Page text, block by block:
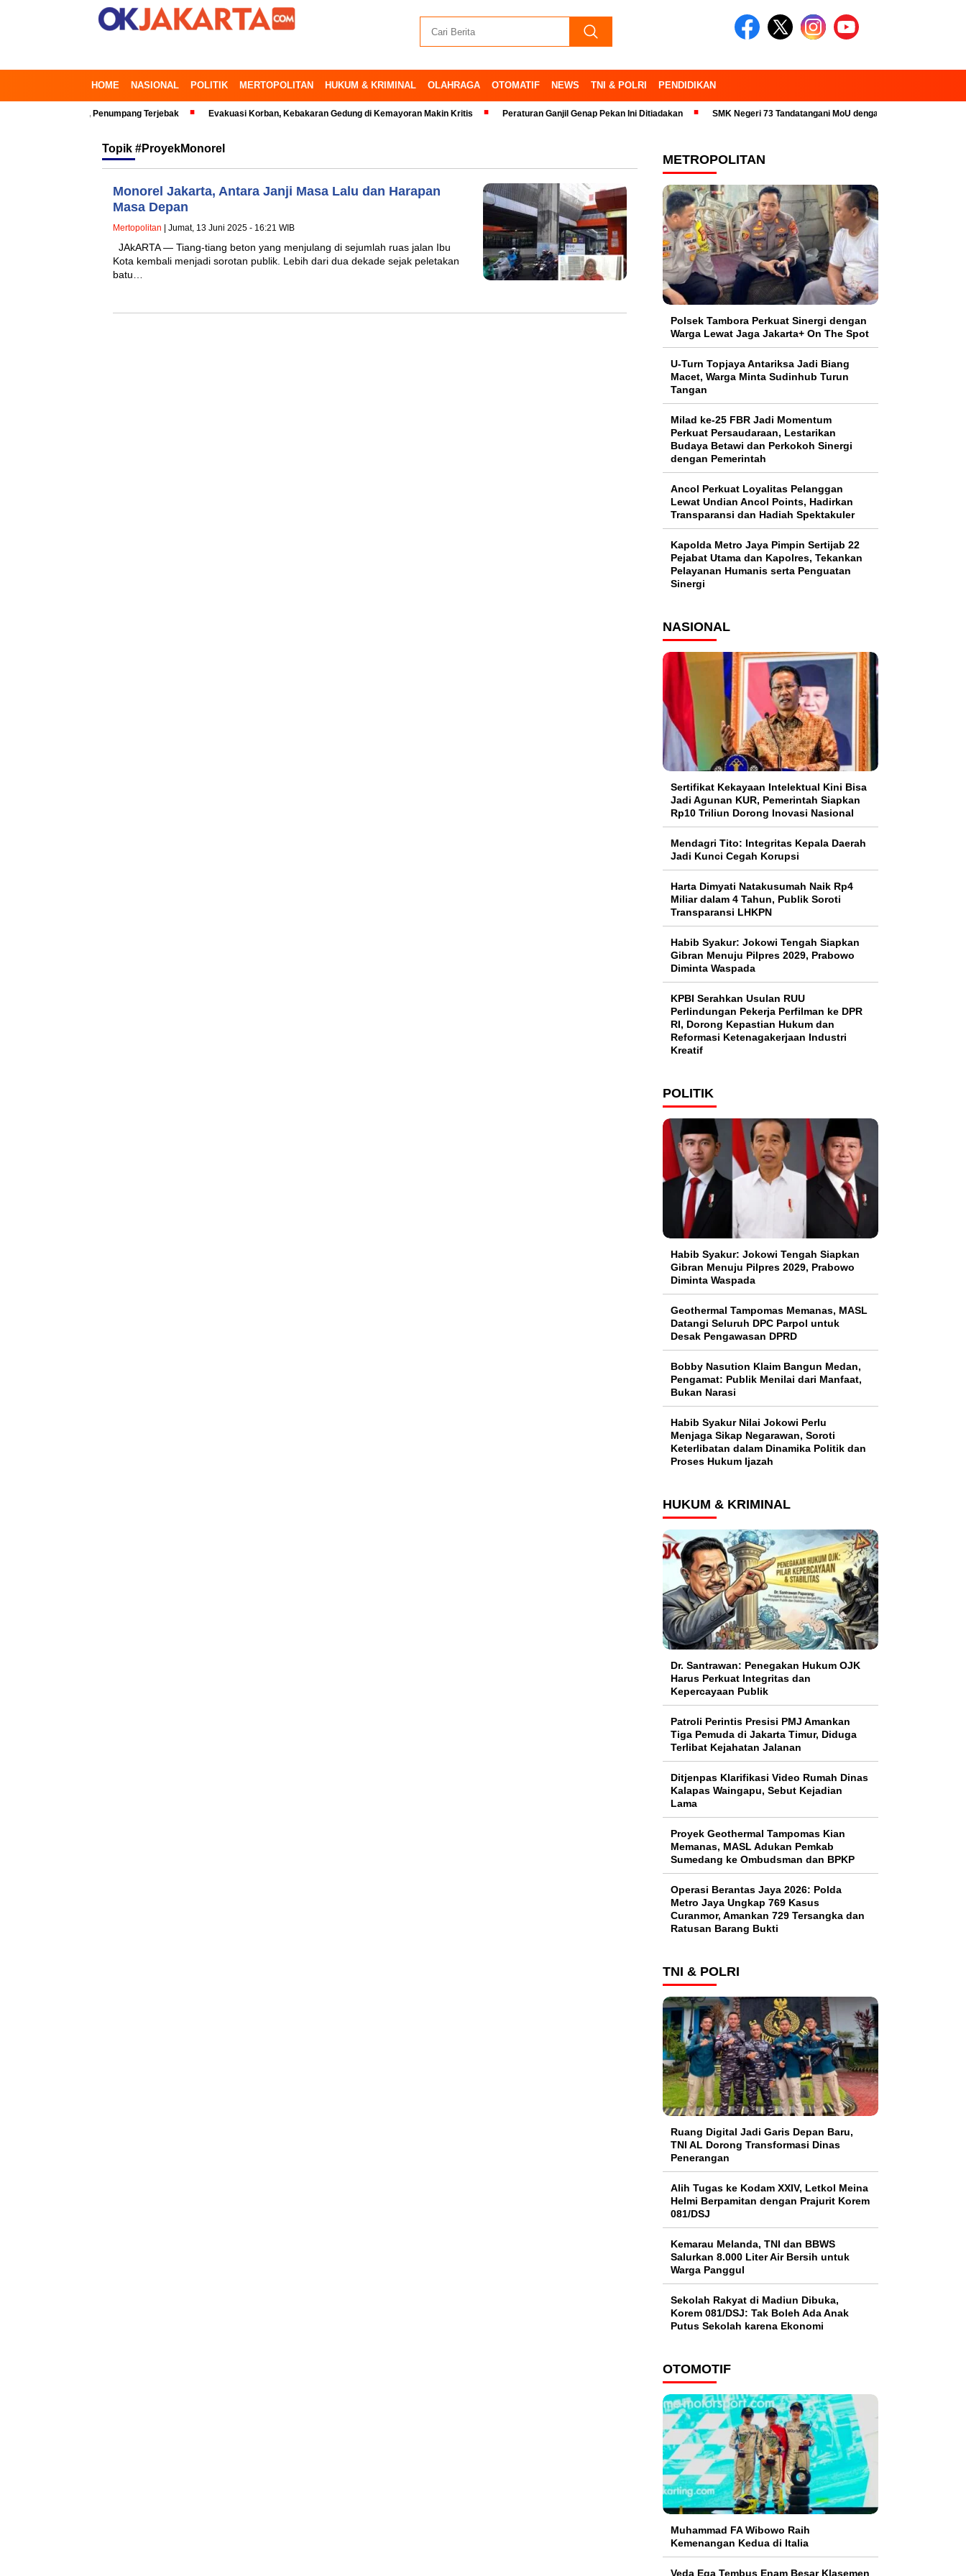
HOME NASIONAL POLITIK MERTOPOLITAN HUKUM & KRIMINAL OLAHRAGA OTOMATIF NEWS TNI & POLRI PENDIDIKAN
Timur, Penumpang Terjebak Evakuasi Korban, Kebakaran Gedung di Kemayoran Makin Kritis Peraturan Ganjil Genap Pekan Ini Ditiadakan SMK Negeri 73 Tandatangani MoU dengan 23 Industri Pariwisata dan
Topik #ProyekMonorel
Monorel Jakarta, Antara Janji Masa Lalu dan Harapan
Masa Depan
Mertopolitan | Jumat, 13 Juni 2025 - 16:21 WIB
JAkARTA — Tiang-tiang beton yang menjulang di sejumlah ruas jalan Ibu
Kota kembali menjadi sorotan publik. Lebih dari dua dekade sejak peletakan
batu…
METROPOLITAN
Polsek Tambora Perkuat Sinergi dengan
Warga Lewat Jaga Jakarta+ On The Spot
U-Turn Topjaya Antariksa Jadi Biang
Macet, Warga Minta Sudinhub Turun
Tangan
Milad ke-25 FBR Jadi Momentum
Perkuat Persaudaraan, Lestarikan
Budaya Betawi dan Perkokoh Sinergi
dengan Pemerintah
Ancol Perkuat Loyalitas Pelanggan
Lewat Undian Ancol Points, Hadirkan
Transparansi dan Hadiah Spektakuler
Kapolda Metro Jaya Pimpin Sertijab 22
Pejabat Utama dan Kapolres, Tekankan
Pelayanan Humanis serta Penguatan
Sinergi
NASIONAL
Sertifikat Kekayaan Intelektual Kini Bisa
Jadi Agunan KUR, Pemerintah Siapkan
Rp10 Triliun Dorong Inovasi Nasional
Mendagri Tito: Integritas Kepala Daerah
Jadi Kunci Cegah Korupsi
Harta Dimyati Natakusumah Naik Rp4
Miliar dalam 4 Tahun, Publik Soroti
Transparansi LHKPN
Habib Syakur: Jokowi Tengah Siapkan
Gibran Menuju Pilpres 2029, Prabowo
Diminta Waspada
KPBI Serahkan Usulan RUU
Perlindungan Pekerja Perfilman ke DPR
RI, Dorong Kepastian Hukum dan
Reformasi Ketenagakerjaan Industri
Kreatif
POLITIK
Habib Syakur: Jokowi Tengah Siapkan
Gibran Menuju Pilpres 2029, Prabowo
Diminta Waspada
Geothermal Tampomas Memanas, MASL
Datangi Seluruh DPC Parpol untuk
Desak Pengawasan DPRD
Bobby Nasution Klaim Bangun Medan,
Pengamat: Publik Menilai dari Manfaat,
Bukan Narasi
Habib Syakur Nilai Jokowi Perlu
Menjaga Sikap Negarawan, Soroti
Keterlibatan dalam Dinamika Politik dan
Proses Hukum Ijazah
HUKUM & KRIMINAL
Dr. Santrawan: Penegakan Hukum OJK
Harus Perkuat Integritas dan
Kepercayaan Publik
Patroli Perintis Presisi PMJ Amankan
Tiga Pemuda di Jakarta Timur, Diduga
Terlibat Kejahatan Jalanan
Ditjenpas Klarifikasi Video Rumah Dinas
Kalapas Waingapu, Sebut Kejadian
Lama
Proyek Geothermal Tampomas Kian
Memanas, MASL Adukan Pemkab
Sumedang ke Ombudsman dan BPKP
Operasi Berantas Jaya 2026: Polda
Metro Jaya Ungkap 769 Kasus
Curanmor, Amankan 729 Tersangka dan
Ratusan Barang Bukti
TNI & POLRI
Ruang Digital Jadi Garis Depan Baru,
TNI AL Dorong Transformasi Dinas
Penerangan
Alih Tugas ke Kodam XXIV, Letkol Meina
Helmi Berpamitan dengan Prajurit Korem
081/DSJ
Kemarau Melanda, TNI dan BBWS
Salurkan 8.000 Liter Air Bersih untuk
Warga Panggul
Sekolah Rakyat di Madiun Dibuka,
Korem 081/DSJ: Tak Boleh Ada Anak
Putus Sekolah karena Ekonomi
OTOMOTIF
Muhammad FA Wibowo Raih
Kemenangan Kedua di Italia
Veda Ega Tembus Enam Besar Klasemen